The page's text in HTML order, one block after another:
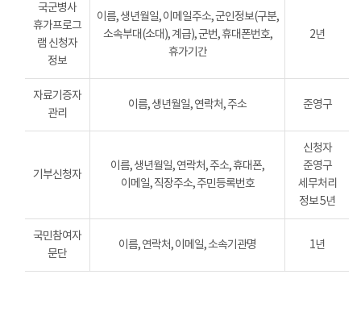
국군병사
휴가프로그
램 신청자
정보
이름, 생년월일, 이메일주소, 군인정보(구분,
소속부대(소대), 계급), 군번, 휴대폰번호,
휴가기간
2년
자료기증자
관리
이름, 생년월일, 연락처, 주소 준영구
기부신청자
이름, 생년월일, 연락처, 주소, 휴대폰,
이메일, 직장주소, 주민등록번호
신청자
준영구
세무처리
정보 5년
국민참여자
문단
이름, 연락처, 이메일, 소속기관명 1년